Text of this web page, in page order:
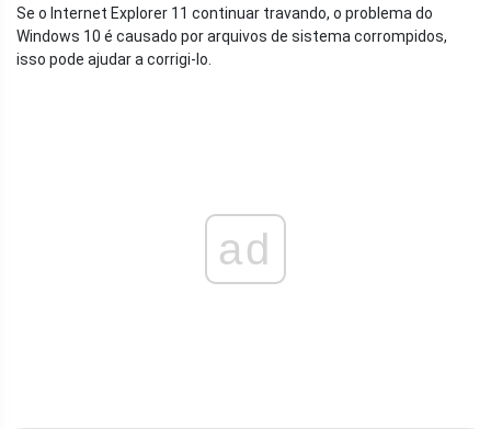
Se o Internet Explorer 11 continuar travando, o problema do
Windows 10 é causado por arquivos de sistema corrompidos,
isso pode ajudar a corrigi-lo.
ad